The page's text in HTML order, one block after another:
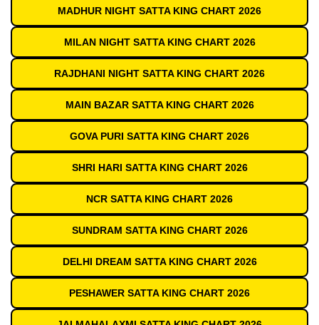
MADHUR NIGHT SATTA KING CHART 2026
MILAN NIGHT SATTA KING CHART 2026
RAJDHANI NIGHT SATTA KING CHART 2026
MAIN BAZAR SATTA KING CHART 2026
GOVA PURI SATTA KING CHART 2026
SHRI HARI SATTA KING CHART 2026
NCR SATTA KING CHART 2026
SUNDRAM SATTA KING CHART 2026
DELHI DREAM SATTA KING CHART 2026
PESHAWER SATTA KING CHART 2026